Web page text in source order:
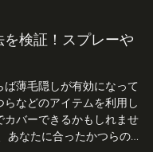
検証！スプレーや
薄毛隠しが有効になって
などのアイテムを利用し
カバーできるかもしれませ